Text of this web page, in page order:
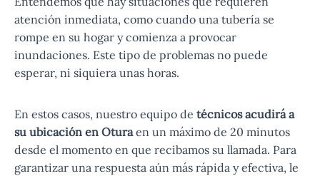
atención inmediata, como cuando una tubería se
rompe en su hogar y comienza a provocar
inundaciones. Este tipo de problemas no puede
esperar, ni siquiera unas horas.
En estos casos, nuestro equipo de técnicos acudirá a
su ubicación en Oturaen un máximo de 20 minutos
desde el momento en que recibamos su llamada. Para
garantizar una respuesta aún más rápida y efectiva, le